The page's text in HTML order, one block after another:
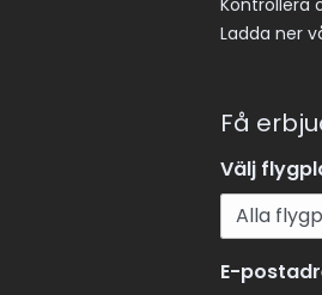
Kontrollera
Ladda ner
Få
Välj
E-